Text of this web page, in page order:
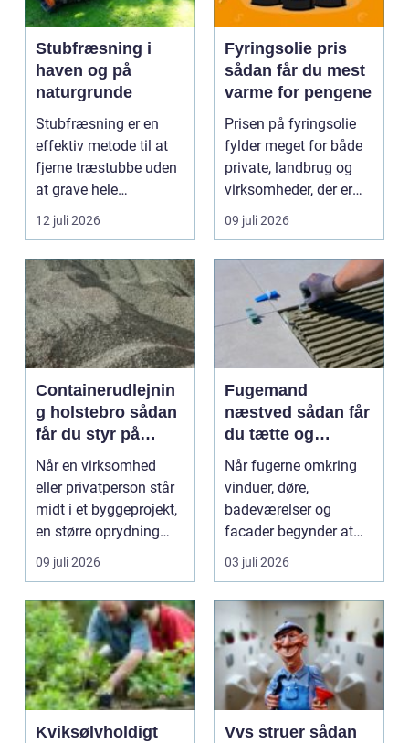
Stubfræsning i
haven og på
naturgrunde
Stubfræsning er en
effektiv metode til at
fjerne træstubbe uden
at grave hele
rodsystemet op.
12 juli 2026
Fyringsolie pris
sådan får du mest
varme for pengene
Prisen på fyringsolie
fylder meget for både
private, landbrug og
virksomheder, der er
afhængige af o...
09 juli 2026
Containerudlejnin
g holstebro sådan
får du styr på
affald og
materialer
Når en virksomhed
eller privatperson står
midt i et byggeprojekt,
en større oprydning
eller løbende ...
09 juli 2026
Fugemand
næstved sådan får
du tætte og
holdbare fuger
Når fugerne omkring
vinduer, døre,
badeværelser og
facader begynder at
slippe, kan det hurtigt
03 juli 2026
Kviksølvholdigt
Vvs struer sådan